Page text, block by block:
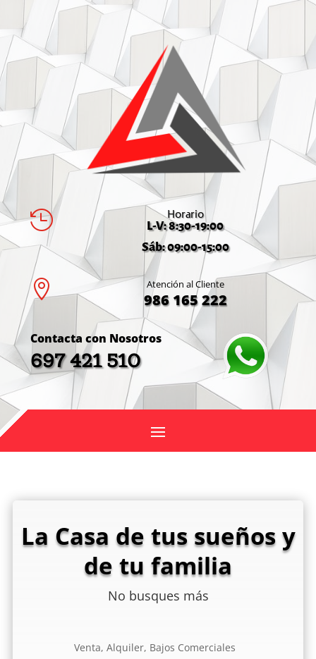
 Horario
L-V: 8:30-19:00
Sáb: 09:00-15:00
 Atención al Cliente
986 165 222
Contacta con Nosotros
697 421 510
La Casa de tus sueños y
de tu familia
No busques más
Venta, Alquiler, Bajos Comerciales